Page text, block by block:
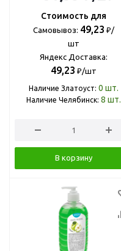
Стоимость для
Самовывоз: 49,23 ₽/
шт
Яндекс Доставка:
49,23 ₽/шт
Наличие Златоуст: 0 шт.
Наличие Челябинск: 8 шт.
В корзину